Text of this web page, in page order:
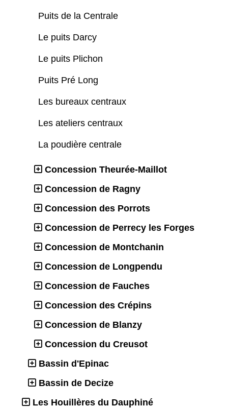
Puits de la Centrale
Le puits Darcy
Le puits Plichon
Puits Pré Long
Les bureaux centraux
Les ateliers centraux
La poudière centrale
Concession Theurée-Maillot
Concession de Ragny
Concession des Porrots
Concession de Perrecy les Forges
Concession de Montchanin
Concession de Longpendu
Concession de Fauches
Concession des Crépins
Concession de Blanzy
Concession du Creusot
Bassin d'Epinac
Bassin de Decize
Les Houillères du Dauphiné